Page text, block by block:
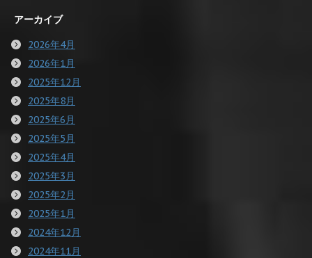
アーカイブ
2026年4月
2026年1月
2025年12月
2025年8月
2025年6月
2025年5月
2025年4月
2025年3月
2025年2月
2025年1月
2024年12月
2024年11月